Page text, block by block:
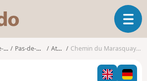
s
o
O
u
i
r
Pas-de-Calais Athies Chemin du Marasquay à Athies